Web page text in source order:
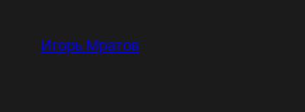
содержимому
Игорь Мратов